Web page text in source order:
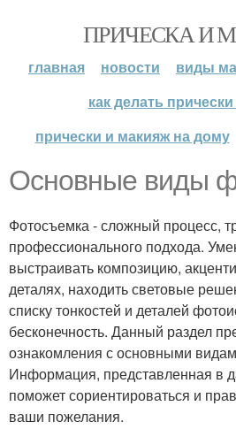
ПРИЧЕСКА И
главная новости
виды
как делать
прически и макияж на дому
Основные виды
Фотосъемка - сложный процесс,
профессионального подхода.
выстраивать композицию,
деталях, находить световые
списку тонкостей и деталей
бесконечность. Данный раздел
ознакомления с основными
Информация, представленная в
поможет сориентироваться и
ваши пожелания.